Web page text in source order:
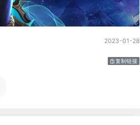
2023-01-28
复制链接